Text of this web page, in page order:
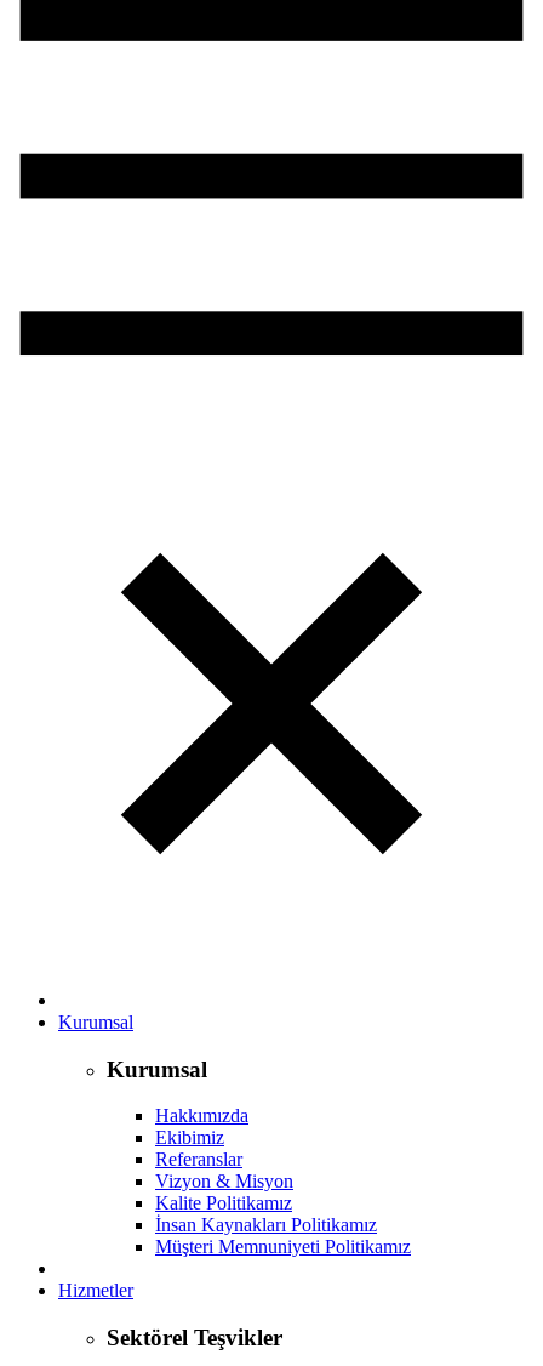
Kurumsal
Kurumsal
Hakkımızda
Ekibimiz
Referanslar
Vizyon & Misyon
Kalite Politikamız
İnsan Kaynakları Politikamız
Müşteri Memnuniyeti Politikamız
Hizmetler
Sektörel Teşvikler